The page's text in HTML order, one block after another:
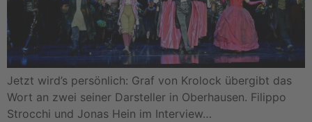
Jetzt wird’s persönlich: Graf von Krolock übergibt das
Wort an zwei seiner Darsteller in Oberhausen. Filippo
Strocchi und Jonas Hein im Interview…